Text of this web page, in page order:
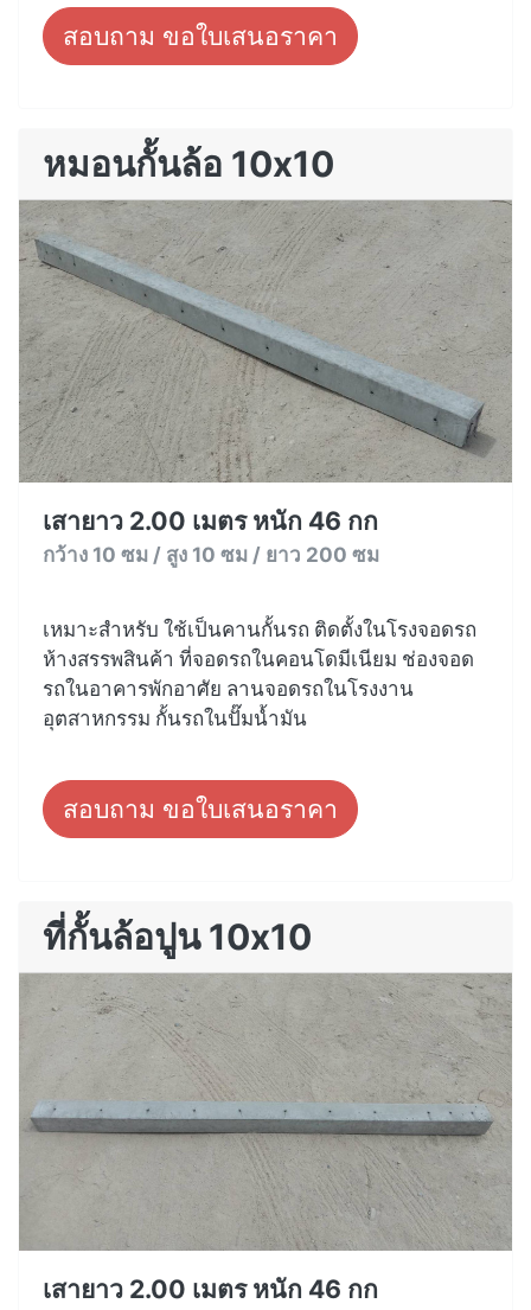
สอบถาม ขอใบเสนอราคา
หมอนกั้นล้อ 10x10
เสายาว 2.00 เมตร หนัก 46 กก
กว้าง 10 ซม / สูง 10 ซม / ยาว 200 ซม
เหมาะสำหรับ ใช้เป็นคานกั้นรถ ติดตั้งในโรงจอดรถ
ห้างสรรพสินค้า ที่จอดรถในคอนโดมีเนียม ช่องจอด
รถในอาคารพักอาศัย ลานจอดรถในโรงงาน
อุตสาหกรรม กั้นรถในปั๊มน้ำมัน
สอบถาม ขอใบเสนอราคา
ที่กั้นล้อปูน 10x10
เสายาว 2.00 เมตร หนัก 46 กก